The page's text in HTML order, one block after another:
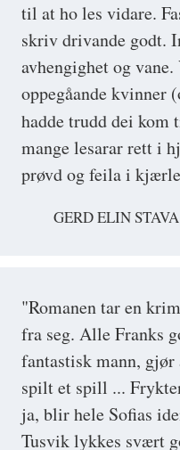
til at ho les vidare.
skriv drivande godt.
avhengighet og
oppegåande kvinner
hadde trudd dei kom
mange lesarar rett i
prøvd og feila i
GERD ELIN
"Romanen tar en
fra seg. Alle Franks
fantastisk mann,
spilt et spill ...
ja, blir hele Sofias
Tusvik lykkes svært